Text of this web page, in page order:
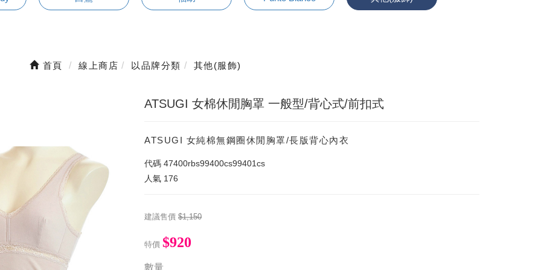
首頁 線上商店 以品牌分類 其他(服飾)
ATSUGI 女棉休閒胸罩 一般型/背心式/前扣式
ATSUGI 女純棉無鋼圈休閒胸罩/長版背心內衣
代碼 47400rbs99400cs99401cs
人氣 176
建議售價 $1,150
特價 $920
數量